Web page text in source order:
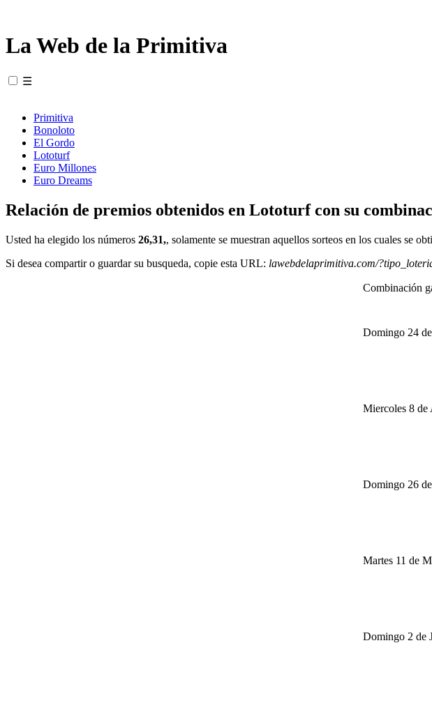
La Web de la Primitiva
☰
Primitiva
Bonoloto
El Gordo
Lototurf
Euro Millones
Euro Dreams
Relación de premios obtenidos en Lototurf con su
Usted ha elegido los números 26,31,, solamente se muestran aquellos sorteos en los cuales se
Si desea compartir o guardar su busqueda, copie esta URL: lawebdelaprimitiva.com/
Combinación
Domingo 24
Miercoles 8 de
Domingo 26
Martes 11 de
Domingo 2 de